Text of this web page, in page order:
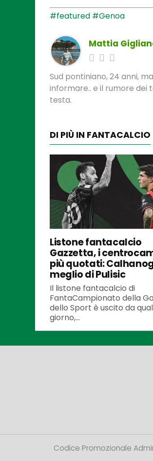
#featured #Genoa
Mattia
Sud pontiniano, 24 anni,
informare.. e il rumore dei
testa.
DI PIÙ IN FANTACALCIO
Listone fantacalcio
Gazzetta, i
più quotati:
meglio di Pulisic
Il listone fantacalcio di
FantaCampionato della
dello Sport è uscito da
giorno,...
Codice Promozionale